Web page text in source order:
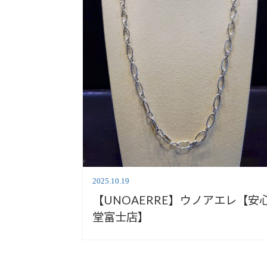
2025.10.19
【UNOAERRE】ウノアエレ【安
堂富士店】